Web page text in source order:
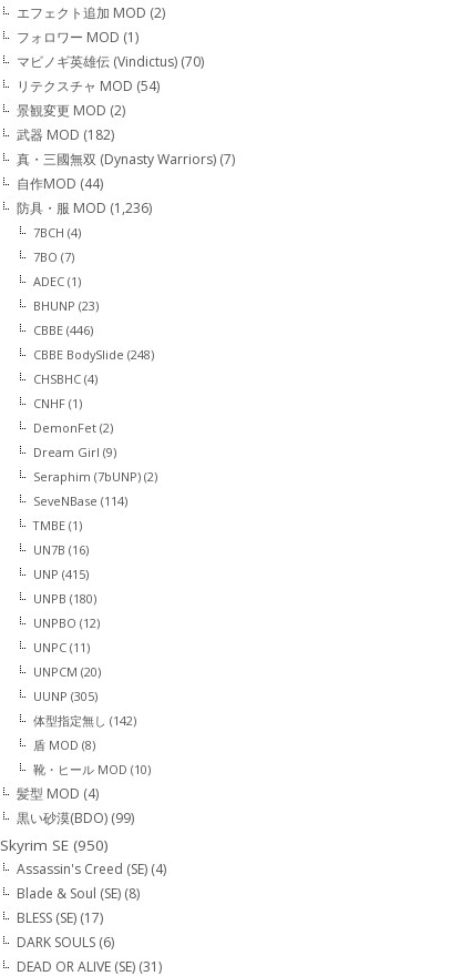
エフェクト追加 MOD (2)
フォロワー MOD (1)
マビノギ英雄伝 (Vindictus) (70)
リテクスチャ MOD (54)
景観変更 MOD (2)
武器 MOD (182)
真・三國無双 (Dynasty Warriors) (7)
自作MOD (44)
防具・服 MOD (1,236)
7BCH (4)
7BO (7)
ADEC (1)
BHUNP (23)
CBBE (446)
CBBE BodySlide (248)
CHSBHC (4)
CNHF (1)
DemonFet (2)
Dream Girl (9)
Seraphim (7bUNP) (2)
SeveNBase (114)
TMBE (1)
UN7B (16)
UNP (415)
UNPB (180)
UNPBO (12)
UNPC (11)
UNPCM (20)
UUNP (305)
体型指定無し (142)
盾 MOD (8)
靴・ヒール MOD (10)
髪型 MOD (4)
黒い砂漠(BDO) (99)
Skyrim SE (950)
Assassin's Creed (SE) (4)
Blade & Soul (SE) (8)
BLESS (SE) (17)
DARK SOULS (6)
DEAD OR ALIVE (SE) (31)